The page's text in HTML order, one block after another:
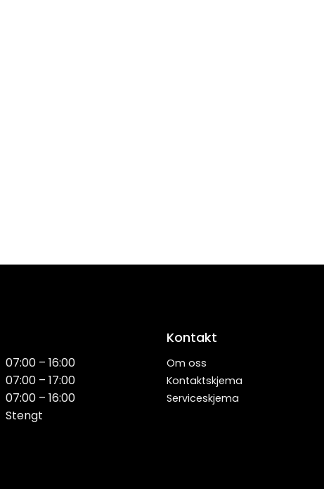
07:00 – 16:00
07:00 – 17:00
07:00 – 16:00
Stengt
Kontakt
Om oss
Kontaktskjema
Serviceskjema